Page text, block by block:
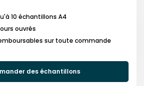
10 échantillons A4
ouvrés
sur toute commande
des échantillons